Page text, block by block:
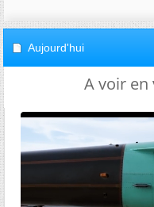
Aujourd'hui
A voir en